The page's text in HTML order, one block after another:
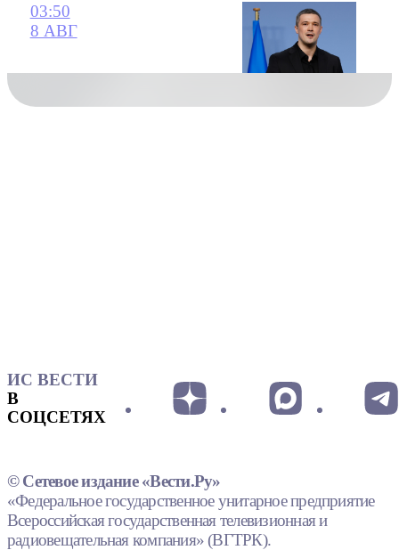
03:50
8 АВГ
ИС ВЕСТИ
В
СОЦСЕТЯХ
© Сетевое издание «Вести.Ру»
«Федеральное государственное унитарное предприятие
Всероссийская государственная телевизионная и
радиовещательная компания» (ВГТРК).